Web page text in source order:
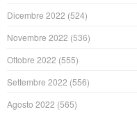
Dicembre 2022 (524)
Novembre 2022 (536)
Ottobre 2022 (555)
Settembre 2022 (556)
Agosto 2022 (565)